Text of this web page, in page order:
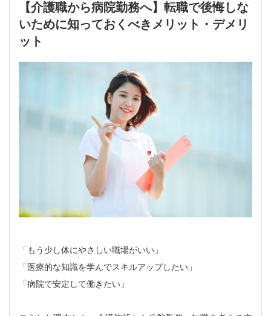
【介護職から病院勤務へ】転職で後悔しな
いために知っておくべきメリット・デメリ
ット
「もう少し体にやさしい職場がいい」
「医療的な知識を学んでスキルアップしたい」
「病院で安定して働きたい」